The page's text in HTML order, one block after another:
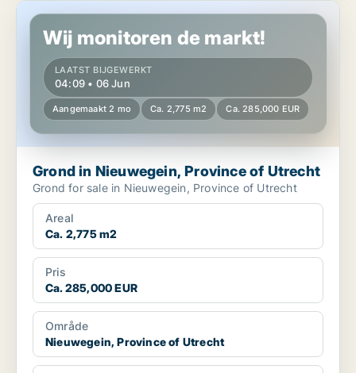
Grond in Nieuwegein, Province of Utrecht
Wij monitoren de markt!
LAATST BIJGEWERKT
04:09 • 06 Jun
Aangemaakt 2 mo Ca. 2,775 m2 Ca. 285,000 EUR
Grond in Nieuwegein, Province of Utrecht
Grond for sale in Nieuwegein, Province of Utrecht
Areal
Ca. 2,775 m2
Pris
Ca. 285,000 EUR
Område
Nieuwegein, Province of Utrecht